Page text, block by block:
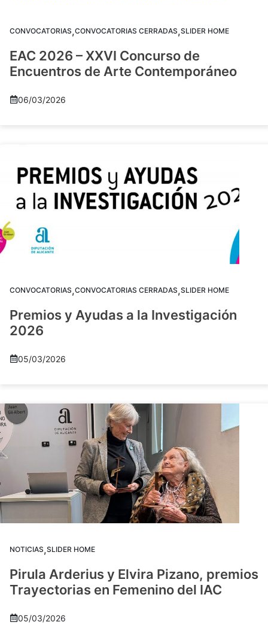
CONVOCATORIAS,CONVOCATORIAS CERRADAS,SLIDER HOME
EAC 2026 – XXVI Concurso de
Encuentros de Arte Contemporáneo
06/03/2026
CONVOCATORIAS,CONVOCATORIAS CERRADAS,SLIDER HOME
Premios y Ayudas a la Investigación
2026
05/03/2026
NOTICIAS,SLIDER HOME
Pirula Arderius y Elvira Pizano, premios
Trayectorias en Femenino del IAC
05/03/2026